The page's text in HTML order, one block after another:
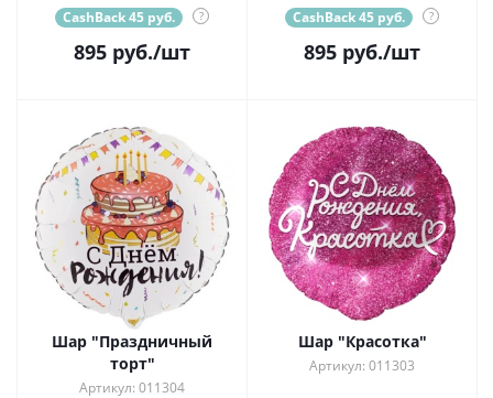
CashBack 45 руб. ?
895 руб./шт
CashBack 45 руб. ?
895 руб./шт
Шар "Праздничный
торт"
Артикул: 011304
Шар "Красотка"
Артикул: 011303